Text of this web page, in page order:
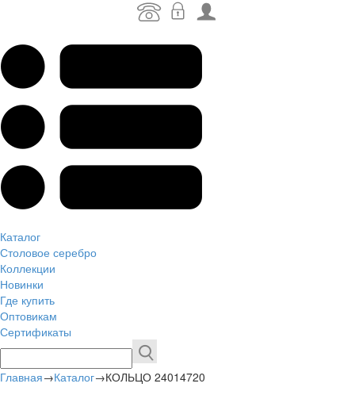
Каталог
Столовое серебро
Коллекции
Новинки
Где купить
Оптовикам
Сертификаты
Главная→Каталог→КОЛЬЦО 24014720